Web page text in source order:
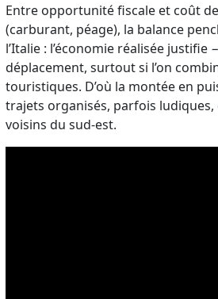
Entre opportunité fiscale et coût
(carburant, péage), la balance
l’Italie : l’économie réalisée
déplacement, surtout si l’on
touristiques. D’où la montée en
trajets organisés, parfois
voisins du sud-est.